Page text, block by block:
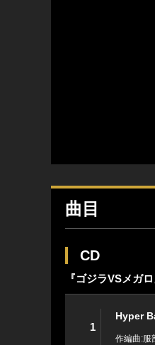
曲目
CD
『ゴジラVSメガロ
1
Hyper
作編曲:服